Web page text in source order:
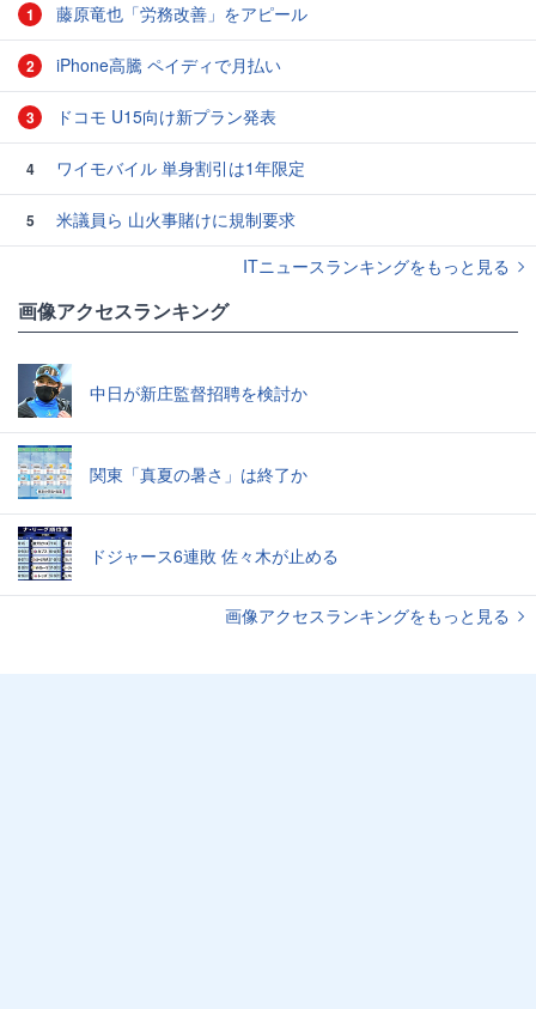
1 藤原竜也「労務改善」をアピール
2 iPhone高騰 ペイディで月払い
3 ドコモ U15向け新プラン発表
4 ワイモバイル 単身割引は1年限定
5
米議員ら 山火事賭けに規制要求
ITニュースランキングをもっと見る
画像アクセスランキング
中日が新庄監督招聘を検討か
関東「真夏の暑さ」は終了か
ドジャース6連敗 佐々木が止める
画像アクセスランキングをもっと見る